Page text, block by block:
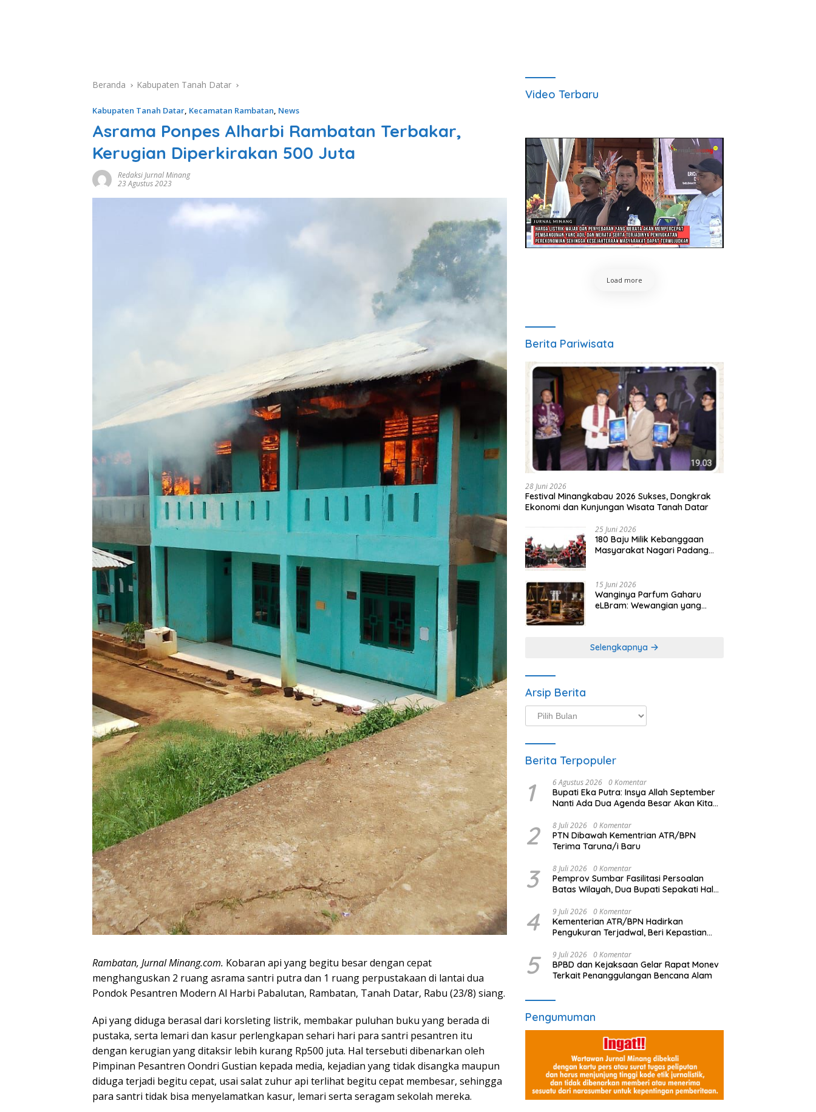
Beranda Kabupaten Tanah Datar
Kabupaten Tanah Datar, Kecamatan Rambatan, News
Asrama Ponpes Alharbi Rambatan Terbakar,
Kerugian Diperkirakan 500 Juta
Redaksi Jurnal Minang
23 Agustus 2023
Rambatan, Jurnal Minang.com. Kobaran api yang begitu besar dengan cepat
menghanguskan 2 ruang asrama santri putra dan 1 ruang perpustakaan di lantai dua
Pondok Pesantren Modern Al Harbi Pabalutan, Rambatan, Tanah Datar, Rabu (23/8) siang.
Api yang diduga berasal dari korsleting listrik, membakar puluhan buku yang berada di
pustaka, serta lemari dan kasur perlengkapan sehari hari para santri pesantren itu
dengan kerugian yang ditaksir lebih kurang Rp500 juta. Hal tersebuti dibenarkan oleh
Pimpinan Pesantren Oondri Gustian kepada media, kejadian yang tidak disangka maupun
diduga terjadi begitu cepat, usai salat zuhur api terlihat begitu cepat membesar, sehingga
para santri tidak bisa menyelamatkan kasur, lemari serta seragam sekolah mereka.
Video Terbaru
Load more
Berita Pariwisata
28 Juni 2026
Festival Minangkabau 2026 Sukses, Dongkrak
Ekonomi dan Kunjungan Wisata Tanah Datar
25 Juni 2026
180 Baju Milik Kebanggaan
Masyarakat Nagari Padang
Minangkabau
15 Juni 2026
Wanginya Parfum Gaharu
eLBram: Wewangian yang
Selengkapnya
Arsip Berita
Arsip
Berita
Berita Terpopuler
1 6 Agustus 2026 0 Komentar
Bupati Eka Putra: Insya Allah September
Nanti Ada Dua Agenda Besar Akan Kita
2 8 Juli 2026 0 Komentar
PTN Dibawah Kementrian ATR/BPN
Terima Taruna/i Baru
3 8 Juli 2026 0 Komentar
Pemprov Sumbar Fasilitasi Persoalan
Batas Wilayah, Dua Bupati Sepakati Hal
4 9 Juli 2026 0 Komentar
Kementerian ATR/BPN Hadirkan
Pengukuran Terjadwal, Beri Kepastian
5 9 Juli 2026 0 Komentar
BPBD dan Kejaksaan Gelar Rapat Monev
Terkait Penanggulangan Bencana Alam
Pengumuman